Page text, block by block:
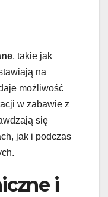
, takie jak
na
możliwość
w zabawie z
się
jak i podczas
i